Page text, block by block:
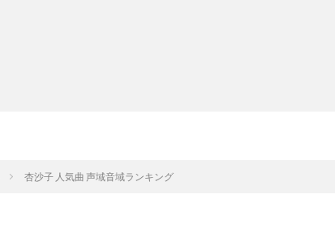
杏沙子 人気曲 声域音域ランキング